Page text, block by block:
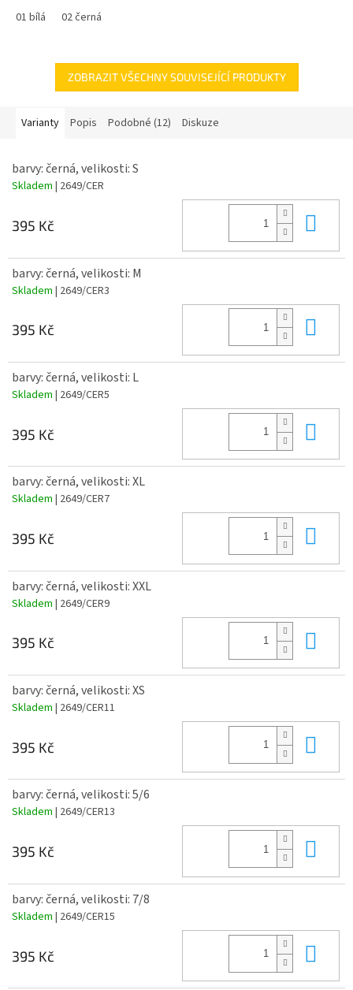
Materiál - 100%bavlna
Velikosti - 5/6 až XXXL
Barvy - více barev a velikostí
01 bílá 02 černá
ZOBRAZIT VŠECHNY SOUVISEJÍCÍ PRODUKTY
Varianty Popis Podobné (12) Diskuze
barvy: černá, velikosti: S
Skladem | 2649/CER
395 Kč
barvy: černá, velikosti: M
Skladem | 2649/CER3
395 Kč
barvy: černá, velikosti: L
Skladem | 2649/CER5
395 Kč
barvy: černá, velikosti: XL
Skladem | 2649/CER7
395 Kč
barvy: černá, velikosti: XXL
Skladem | 2649/CER9
395 Kč
barvy: černá, velikosti: XS
Skladem | 2649/CER11
395 Kč
barvy: černá, velikosti: 5/6
Skladem | 2649/CER13
395 Kč
barvy: černá, velikosti: 7/8
Skladem | 2649/CER15
395 Kč